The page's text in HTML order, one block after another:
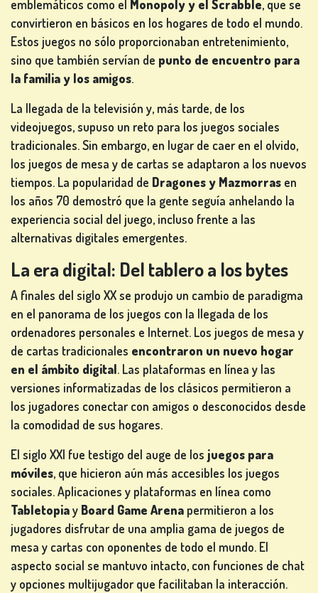
emblemáticos como el Monopoly y el Scrabble, que se
convirtieron en básicos en los hogares de todo el mundo.
Estos juegos no sólo proporcionaban entretenimiento,
sino que también servían de punto de encuentro para
la familia y los amigos.
La llegada de la televisión y, más tarde, de los
videojuegos, supuso un reto para los juegos sociales
tradicionales. Sin embargo, en lugar de caer en el olvido,
los juegos de mesa y de cartas se adaptaron a los nuevos
tiempos. La popularidad de Dragones y Mazmorras en
los años 70 demostró que la gente seguía anhelando la
experiencia social del juego, incluso frente a las
alternativas digitales emergentes.
La era digital: Del tablero a los bytes
A finales del siglo XX se produjo un cambio de paradigma
en el panorama de los juegos con la llegada de los
ordenadores personales e Internet. Los juegos de mesa y
de cartas tradicionales encontraron un nuevo hogar
en el ámbito digital. Las plataformas en línea y las
versiones informatizadas de los clásicos permitieron a
los jugadores conectar con amigos o desconocidos desde
la comodidad de sus hogares.
El siglo XXI fue testigo del auge de los juegos para
móviles, que hicieron aún más accesibles los juegos
sociales. Aplicaciones y plataformas en línea como
Tabletopiay Board Game Arena permitieron a los
jugadores disfrutar de una amplia gama de juegos de
mesa y cartas con oponentes de todo el mundo. El
aspecto social se mantuvo intacto, con funciones de chat
y opciones multijugador que facilitaban la interacción.